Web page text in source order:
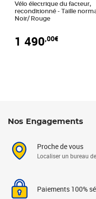
Vélo électrique du facteur,
reconditionné - Taille normale -
Noir/ Rouge
1 490,00€
Nos Engagements
Proche de vous
Localiser un bureau
Paiements 100%